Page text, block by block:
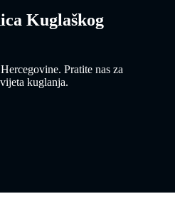
Kuglaškog
Pratite nas za
kuglanja.